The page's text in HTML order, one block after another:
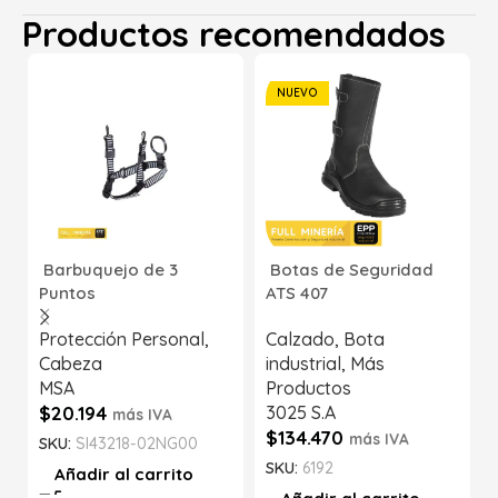
Productos recomendados
Barbuquejo de 3
Puntos
Protección Personal,
Cabeza
MSA
$20.194 más IVA
SKU: SI43218-02NG00
Añadir al carrito
NUEVO
Botas de Seguridad
ATS 407
Calzado, Bota
industrial, Más
Productos
3025 S.A
$134.470 más IVA
SKU: 6192